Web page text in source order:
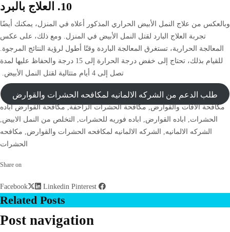
10. العلاج بالبرد
وبالعكس من علاج النمل الأبيض الحراري المذكور أعلاه في المنزل، يمكنك أيضًا
تجربة العلاج البارد لقتل النمل الأبيض في المنزل. ومع ذلك، على عكس
المعالجة الحرارية، تستغرق المعالجة الباردة وقتًا أطول لرؤية النتائج المرجوة.
للقيام بذلك، تحتاج إلى خفض درجة الحرارة إلى 15 درجة والحفاظ عليها لمدة
تصل إلى 4 أيام متتالية لقتل النمل الأبيض.
طلب الدعم من الشركه الالمانيه لمكافحه الحشرات والقوارض
مكافحة الافات والقوارض,مكافحة الحشرات الزاحفة,مكافحة القوارض اباده
الحشرات, اباده القوارض, اباده فوريه للحشرات, التخلص من النمل الابيض,
الشركه الالمانيه, الشركه الالمانيه لمكافحه الحشرات والقوارض, مكافحه
الحشرات
Share on
Linkedin Pinterest
Related Posts
Post navigation